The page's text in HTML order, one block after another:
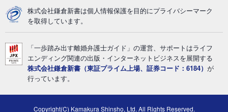
株式会社鎌倉新書は個人情報保護を目的にプライバシーマーク
を取得しています。
「一歩踏み出す離婚弁護士ガイド」の運営、サポートはライフ
エンディング関連の出版・インターネットビジネスを展開する
株式会社鎌倉新書（東証プライム上場、証券コード：6184） が
行っています。
Copyright(C) Kamakura Shinsho, Ltd. All Rights Reserved.